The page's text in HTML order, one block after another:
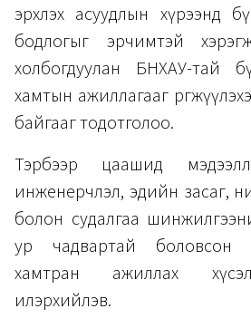
эрхлэх асуудлын хүрээнд
бодлогыг эрчимтэй
холбогдуулан БНХАУ-тай
хамтын ажиллагааг
байгааг тодотголоо.
Тэрбээр цаашид
инженерчлэл, эдийн засаг,
болон судалгаа
ур чадвартай боловсон
хамтран ажиллах
илэрхийлэв.